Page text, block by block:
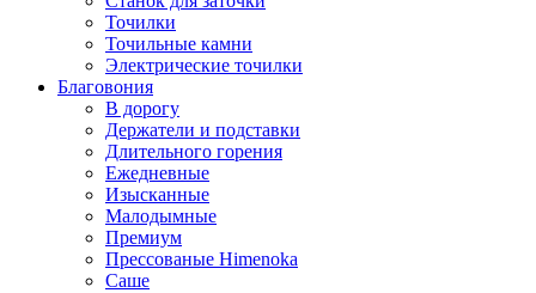
Точилки
Точильные камни
Электрические точилки
Благовония
В дорогу
Держатели и подставки
Длительного горения
Ежедневные
Изысканные
Малодымные
Премиум
Прессованые Himenoka
Саше